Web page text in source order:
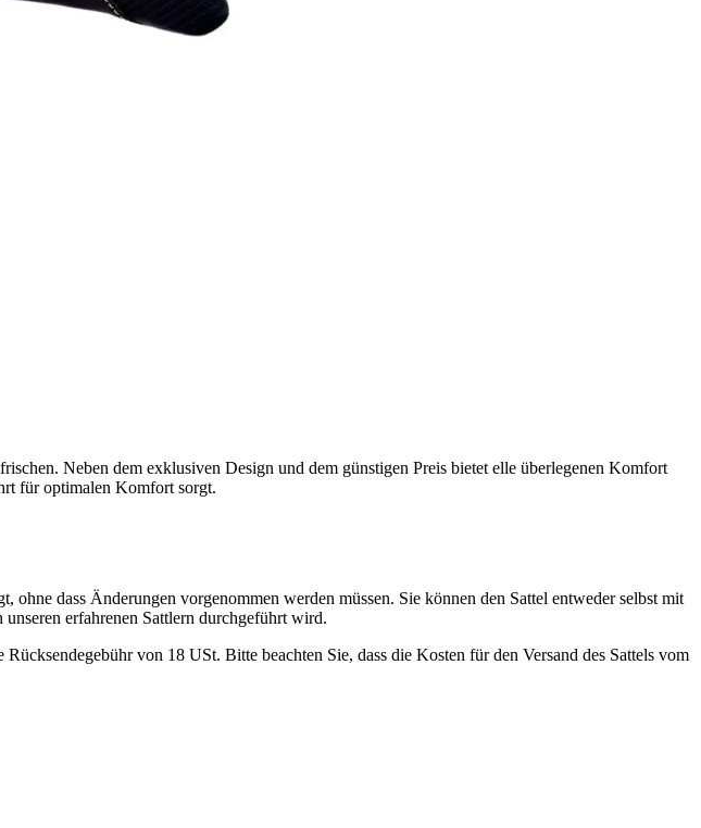
Neben dem exklusiven Design und dem günstigen Preis bietet elle überlegenen Komfort
für optimalen Komfort sorgt.
dass Änderungen vorgenommen werden müssen. Sie können den Sattel entweder selbst mit
erfahrenen Sattlern durchgeführt wird.
von 18 USt. Bitte beachten Sie, dass die Kosten für den Versand des Sattels vom